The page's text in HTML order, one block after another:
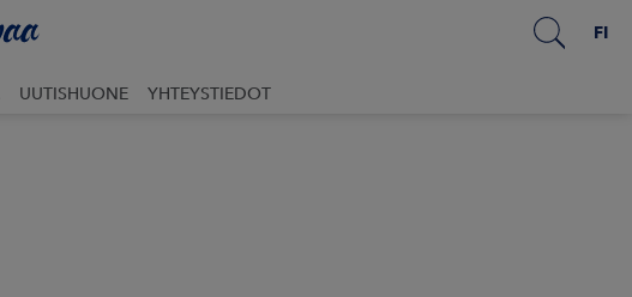
FI
UUTISHUONE YHTEYSTIEDOT